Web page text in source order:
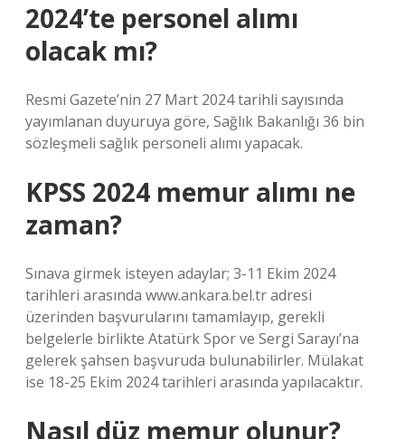
2024’te personel alımı
olacak mı?
Resmi Gazete’nin 27 Mart 2024 tarihli sayısında
yayımlanan duyuruya göre, Sağlık Bakanlığı 36 bin
sözleşmeli sağlık personeli alımı yapacak.
KPSS 2024 memur alımı ne
zaman?
Sınava girmek isteyen adaylar; 3-11 Ekim 2024
tarihleri ​​arasında www.ankara.bel.tr adresi
üzerinden başvurularını tamamlayıp, gerekli
belgelerle birlikte Atatürk Spor ve Sergi Sarayı’na
gelerek şahsen başvuruda bulunabilirler. Mülakat
ise 18-25 Ekim 2024 tarihleri ​​arasında yapılacaktır.
Nasıl düz memur olunur?